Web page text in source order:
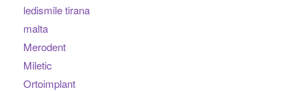
ledismile tirana
malta
Merodent
Miletic
Ortoimplant